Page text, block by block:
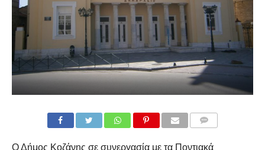
Ο Δήμος Κοζάνης σε συνεργασία με τα Ποντιακά